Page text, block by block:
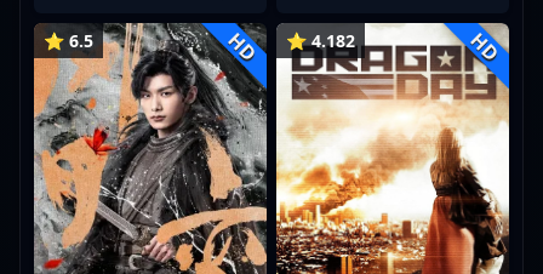
⭐ 6.5 HD ⭐ 4.182 HD